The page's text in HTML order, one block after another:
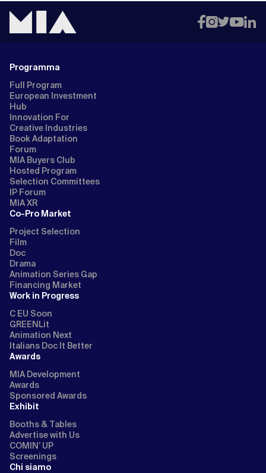
Programma
Full Program
European Investment
Hub
Innovation For
Creative Industries
Book Adaptation
Forum
MIA Buyers Club
Hosted Program
Selection Committees
IP Forum
MIA XR
Co-Pro Market
Project Selection
Film
Doc
Drama
Animation Series Gap
Financing Market
Work in Progress
C EU Soon
GREENLit
Animation Next
Italians Doc It Better
Awards
MIA Development
Awards
Sponsored Awards
Exhibit
Booths & Tables
Advertise with Us
COMIN’ UP
Screenings
Chi siamo